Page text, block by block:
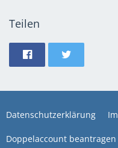
Teilen
Datenschutzerklärung
Doppelaccount beantragen